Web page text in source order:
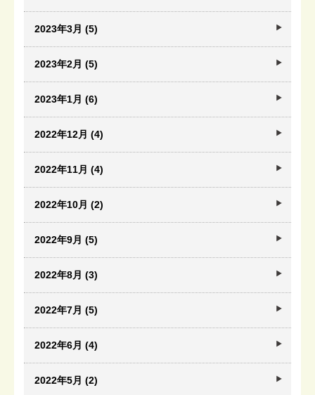
2023年3月 (5)
2023年2月 (5)
2023年1月 (6)
2022年12月 (4)
2022年11月 (4)
2022年10月 (2)
2022年9月 (5)
2022年8月 (3)
2022年7月 (5)
2022年6月 (4)
2022年5月 (2)